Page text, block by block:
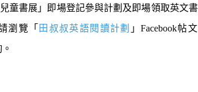
童書展」即場登記參與計劃及即場領取英文書
瀏覽「 田叔叔英語閱讀計劃 」Facebook帖文